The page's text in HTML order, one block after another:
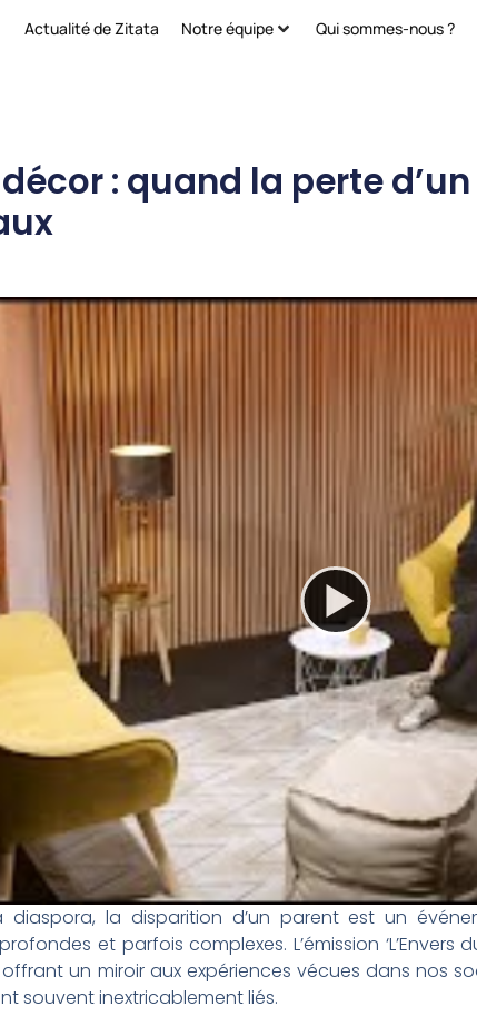
Actualité de Zitata Notre équipe
Qui sommes-nous ?
décor : quand la perte
diaspora, la disparition d’un parent est un
et parfois complexes. L’émission
un miroir aux expériences vécues dans nos
souvent inextricablement liés.